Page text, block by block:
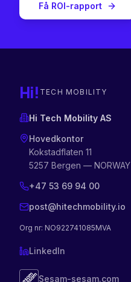
Få ROI-rapport
Hi! TECH MOBILITY
Hi Tech Mobility AS
Hovedkontor
Kokstadflaten 11
5257 Bergen — NORWAY
+47 53 69 94 00
post@hitechmobility.io
Org nr: NO922741085MVA
LinkedIn
Sesam-sesam.com